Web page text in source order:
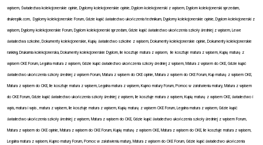
wpisem, Świadectwa kolekcjonerskie opinie, Dyplomy kolekcjonerskie opinie, Dyplom kolekcjonerski z wpisem, Dyplom kolekcjonerski sprzedam,
drukreplik.com, Dyplomy kolekcjonerskie Forum, Gdzie kupić świadectwo ukończenia technikum, Dyplomy kolekcjonerskie opinie, Dyplom kolekcjonerski z
wpisem, Dyplomy kolekcjonerskie Forum, Dyplom kolekcjonerski sprzedam, Gdzie kupić świadectwo ukończenia szkoły średniej z wpisem, Lewe
świadectwa szkolne, Dokumenty kolekcjonerskie, Kupię świadectwo szkolne z wpisem, Dokumenty kolekcjonerskie opinie, Dokumenty kolekcjonerskie
ranking, Drukarnia kolekcjonerska, Dokumenty kolekcjonerskie Dyplom, Ile kosztuje matura z wpisem, Ile kosztuje matura z wpisem, Kupię maturę z
wpisem CKE Forum, Legalna matura z wpisem, Gdzie kupić świadectwo ukończenia szkoły średniej z wpisem, Matura z wpisem do CKE, Gdzie kupić
świadectwo ukończenia szkoły średniej z wpisem Forum, Matura z wpisem do CKE opinie, Matura z wpisem do CKE Forum, Kup maturę z wpisem CKE,
Matura z wpisem do CKE, Ile kosztuje matura z wpisem, Legalna matura z wpisem, Kupno matury Forum, Pomoc w załatwieniu matury, Matura z wpisem
do CKE Forum, Gdzie kupić świadectwo ukończenia szkoły średniej z wpisem, Ile kosztuje matura z wpisem, Kupię maturę z wpisem CKE, świadectwo i
wpis, matura i wpis , matura z wpisem, Ile kosztuje matura z wpisem, Kupię maturę z wpisem CKE Forum, Legalna matura z wpisem, Gdzie kupić
świadectwo ukończenia szkoły średniej z wpisem, Matura z wpisem do CKE, Gdzie kupić świadectwo ukończenia szkoły średniej z wpisem Forum,
Matura z wpisem do CKE opinie, Matura z wpisem do CKE Forum, Kupię maturę z wpisem CKE, Matura z wpisem do CKE, Ile kosztuje matura z wpisem,
Legalna matura z wpisem, Kupno matury Forum, Pomoc w załatwieniu matury, Matura z wpisem do CKE Forum, Gdzie kupić świadectwo ukończenia